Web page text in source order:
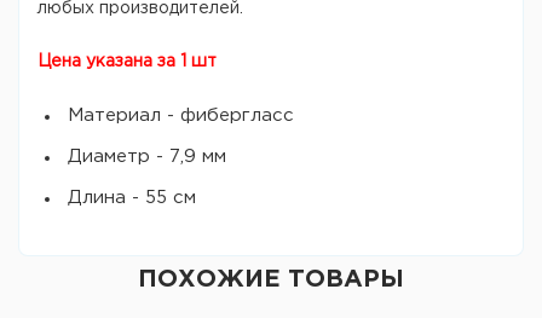
любых производителей.
Цена указана за 1 шт
Материал - фибергласс
Диаметр - 7,9 мм
Длина - 55 см
ПОХОЖИЕ ТОВАРЫ